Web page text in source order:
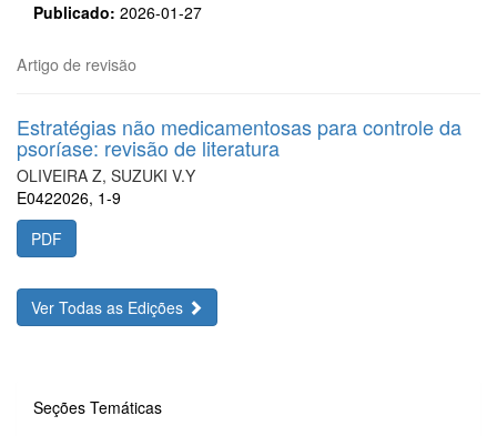
Publicado: 2026-01-27
Artigo de revisão
Estratégias não medicamentosas para controle da
psoríase: revisão de literatura
OLIVEIRA Z, SUZUKI V.Y
E0422026, 1-9
PDF
Ver Todas as Edições
01
Seções Temáticas